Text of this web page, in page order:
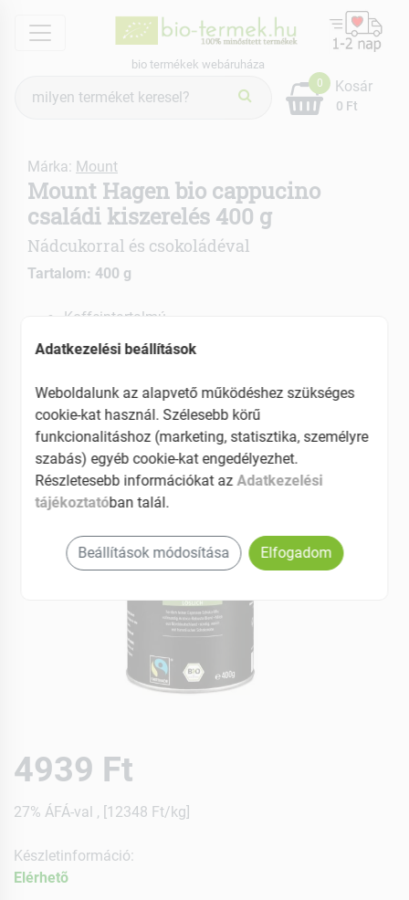
menu
bio termékek webáruháza
keresés
0
0 Ft
Kosár
Márka: Mount
Mount Hagen bio cappucino
családi kiszerelés 400 g
Nádcukorral és csokoládéval
Tartalom: 400 g
Koffeintartalmú
Gyorsan elkészül
4939 Ft
27% ÁFÁ-val , [12348 Ft/kg]
Készletinformáció:
Elérhetõ
Adatkezelési beállítások
Weboldalunk az alapvető működéshez szükséges
cookie-kat használ. Szélesebb körű
funkcionalitáshoz (marketing, statisztika, személyre
szabás) egyéb cookie-kat engedélyezhet.
Részletesebb információkat az Adatkezelési
tájékoztatóban talál.
Beállítások módosítása Elfogadom